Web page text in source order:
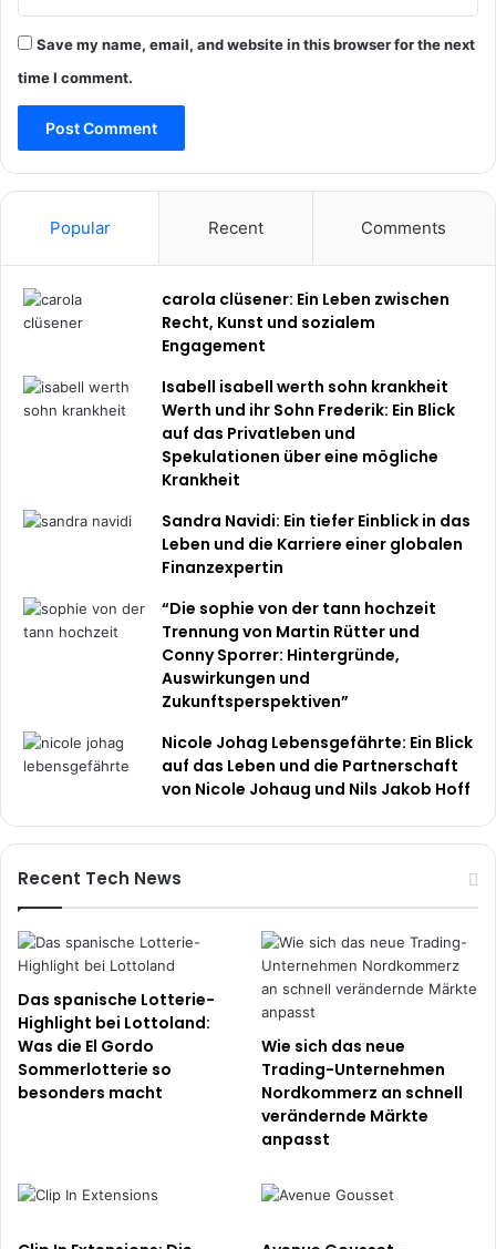
Save my name, email, and website in this browser for the next
time I comment.
Popular Recent Comments
carola clüsener: Ein Leben zwischen
Recht, Kunst und sozialem
Engagement
Isabell isabell werth sohn krankheit
Werth und ihr Sohn Frederik: Ein Blick
auf das Privatleben und
Spekulationen über eine mögliche
Krankheit
Sandra Navidi: Ein tiefer Einblick in das
Leben und die Karriere einer globalen
Finanzexpertin
“Die sophie von der tann hochzeit
Trennung von Martin Rütter und
Conny Sporrer: Hintergründe,
Auswirkungen und
Zukunftsperspektiven”
Nicole Johag Lebensgefährte: Ein Blick
auf das Leben und die Partnerschaft
von Nicole Johaug und Nils Jakob Hoff
Recent Tech News
Das spanische Lotterie-
Highlight bei Lottoland:
Was die El Gordo
Sommerlotterie so
besonders macht
Wie sich das neue
Trading-Unternehmen
Nordkommerz an schnell
verändernde Märkte
anpasst